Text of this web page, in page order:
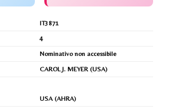
IT3871
4
Nominativo non accessibile
CAROL J. MEYER (USA)
USA (AHRA)